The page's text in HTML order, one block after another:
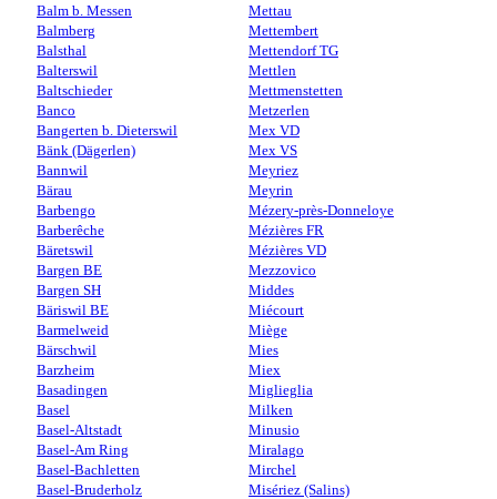
Balm b. Messen
Balmberg
Balsthal
Balterswil
Baltschieder
Banco
Bangerten b. Dieterswil
Bänk (Dägerlen)
Bannwil
Bärau
Barbengo
Barberêche
Bäretswil
Bargen BE
Bargen SH
Bäriswil BE
Barmelweid
Bärschwil
Barzheim
Basadingen
Basel
Basel-Altstadt
Basel-Am Ring
Basel-Bachletten
Basel-Bruderholz
Mettau
Mettembert
Mettendorf TG
Mettlen
Mettmenstetten
Metzerlen
Mex VD
Mex VS
Meyriez
Meyrin
Mézery-près-Donneloye
Mézières FR
Mézières VD
Mezzovico
Middes
Miécourt
Miège
Mies
Miex
Miglieglia
Milken
Minusio
Miralago
Mirchel
Misériez (Salins)